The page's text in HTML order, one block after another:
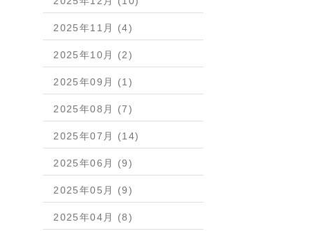
2025年11月 (4)
2025年10月 (2)
2025年09月 (1)
2025年08月 (7)
2025年07月 (14)
2025年06月 (9)
2025年05月 (9)
2025年04月 (8)